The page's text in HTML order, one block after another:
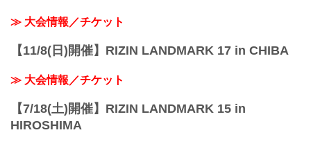
≫ 大会情報／チケット
【11/8(日)開催】RIZIN LANDMARK 17 in CHIBA
≫ 大会情報／チケット
【7/18(土)開催】RIZIN LANDMARK 15 in
HIROSHIMA